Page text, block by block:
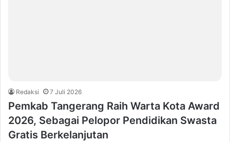
Redaksi 7 Juli 2026
Pemkab Tangerang Raih Warta Kota Award
2026, Sebagai Pelopor Pendidikan Swasta
Gratis Berkelanjutan